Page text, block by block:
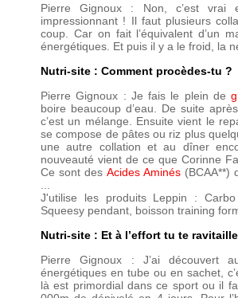
Pierre Gignoux : Non, c’est vrai
impressionnant ! Il faut plusieurs
coup. Car on fait l’équivalent d’un
énergétiques. Et puis il y a le froid, la
Nutri-site : Comment procèdes-tu ?
Pierre Gignoux : Je fais le plein de
boire beaucoup d’eau. De suite
c’est un mélange. Ensuite vient le
se compose de pâtes ou riz plus
une autre collation et au dîner
nouveauté vient de ce que Corinne
Ce sont des Acides Aminés(BCAA**)
J'utilise les produits Leppin :
Squeesy pendant, boisson training
Nutri-site : Et à l’effort tu te
Pierre Gignoux : J’ai découvert
énergétiques en tube ou en sachet,
là est primordial dans ce sport ou il